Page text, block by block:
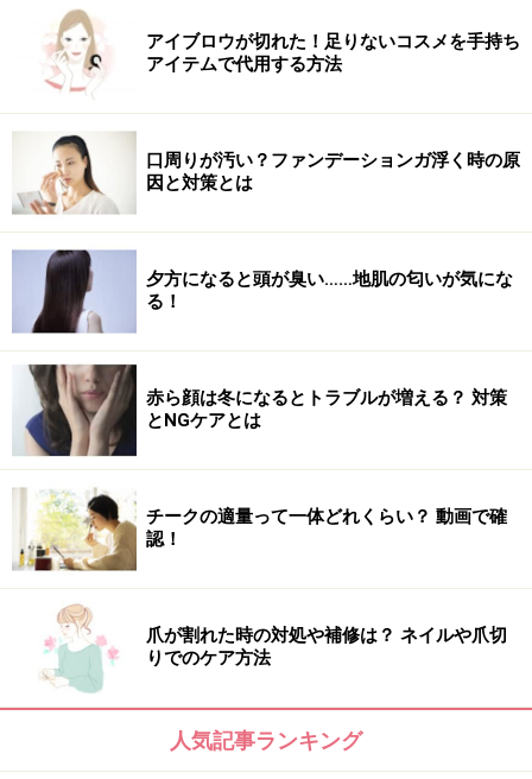
アイブロウが切れた！足りないコスメを手持ち
アイテムで代用する方法
口周りが汚い？ファンデーションガ浮く時の原
因と対策とは
夕方になると頭が臭い……地肌の匂いが気にな
る！
赤ら顔は冬になるとトラブルが増える？ 対策
とNGケアとは
チークの適量って一体どれくらい？ 動画で確
認！
爪が割れた時の対処や補修は？ ネイルや爪切
りでのケア方法
人気記事ランキング